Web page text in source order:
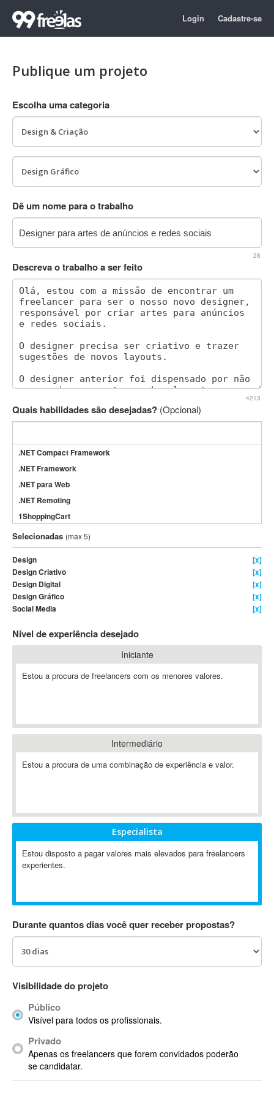
Login Cadastre-se
Publique um projeto
Escolha uma categoria
Dê um nome para o trabalho
28
Descreva o trabalho a ser feito
4213
Quais habilidades são desejadas? (Opcional)
.NET Compact Framework
.NET Framework
.NET para Web
.NET Remoting
1ShoppingCart
3DS Max
3GSM
4D Dimension
802.11
A&P
A-GPS
A2Billing
AAUS Scientific Diver
ABAP
ABIS
Ableton
Ableton Live
Abstract Window Toolkit (AWT)
AC Drives
AC3
ACID Pro
ACPI
ACT
Actian
Actimize
ActionScript
ActionScript 3
Selecionadas (max 5)
Design
[x]
Design Criativo
[x]
Design Digital
[x]
Design Gráfico
[x]
Social Media
[x]
Nível de experiência desejado
Iniciante
Estou a procura de freelancers com os menores valores.
Intermediário
Estou a procura de uma combinação de experiência e valor.
Especialista
Estou disposto a pagar valores mais elevados para freelancers
experientes.
Durante quantos dias você quer receber propostas?
Visibilidade do projeto
Público
Visível para todos os profissionais.
Privado
Apenas os freelancers que forem convidados poderão
se candidatar.